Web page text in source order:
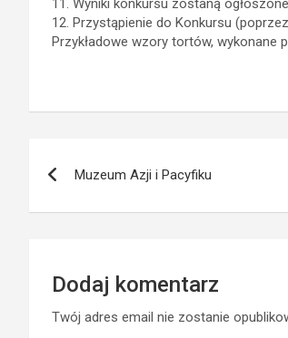
11. Wyniki konkursu zostaną
12. Przystąpienie do Konkursu
Przykładowe wzory tortów, wykonane
wpisu
Muzeum Azji i Pacyfiku
Dodaj komentarz
Twój adres email nie zostanie